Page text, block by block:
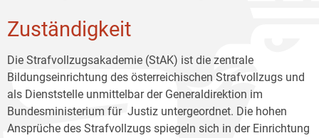
Zuständigkeit
Die Strafvollzugsakademie (StAK) ist die zentrale
Bildungseinrichtung des österreichischen Strafvollzugs und
als Dienststelle unmittelbar der Generaldirektion im
Bundesministerium für Justiz untergeordnet. Die hohen
Ansprüche des Strafvollzugs spiegeln sich in der Einrichtung